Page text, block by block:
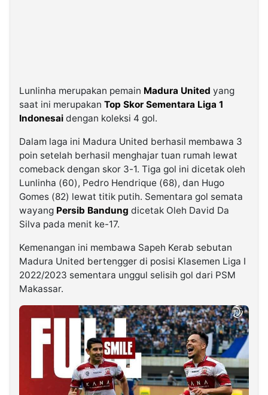
Lunlinha merupakan pemain Madura United yang
saat ini merupakan Top Skor Sementara Liga 1
Indonesai dengan koleksi 4 gol.
Dalam laga ini Madura United berhasil membawa 3
poin setelah berhasil menghajar tuan rumah lewat
comeback dengan skor 3-1. Tiga gol ini dicetak oleh
Lunlinha (60), Pedro Hendrique (68), dan Hugo
Gomes (82) lewat titik putih. Sementara gol semata
wayang Persib Bandung dicetak Oleh David Da
Silva pada menit ke-17.
Kemenangan ini membawa Sapeh Kerab sebutan
Madura United bertengger di posisi Klasemen Liga I
2022/2023 sementara unggul selisih gol dari PSM
Makassar.